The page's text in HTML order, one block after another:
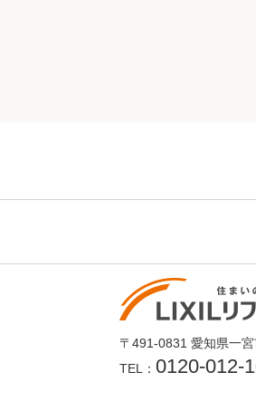
〒491-0831 愛知県一
TEL： 0120-012-